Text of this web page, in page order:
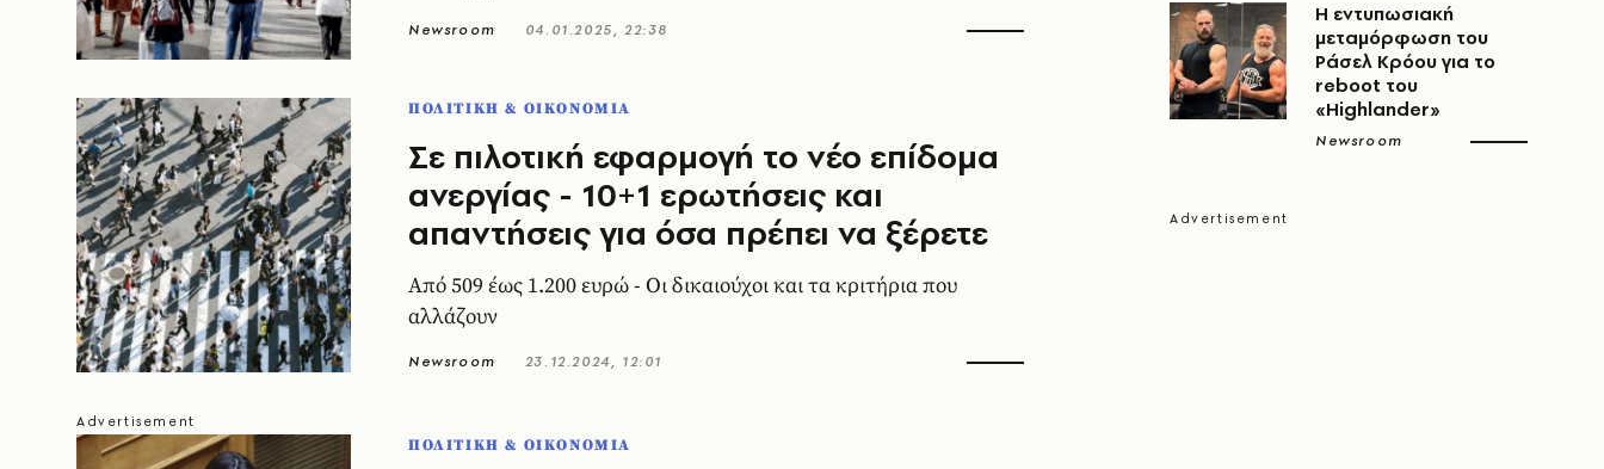
Newsroom 04.01.2025, 22:38
ΠΟΛΙΤΙΚΗ & ΟΙΚΟΝΟΜΙΑ
Σε πιλοτική εφαρμογή το νέο επίδομα
ανεργίας - 10+1 ερωτήσεις και
απαντήσεις για όσα πρέπει να ξέρετε
Από 509 έως 1.200 ευρώ - Οι δικαιούχοι και τα κριτήρια που
αλλάζουν
Newsroom 23.12.2024, 12:01
ΠΟΛΙΤΙΚΗ & ΟΙΚΟΝΟΜΙΑ
Η εντυπωσιακή
μεταμόρφωση του
Ράσελ Κρόου για το
reboot του
«Highlander»
Newsroom